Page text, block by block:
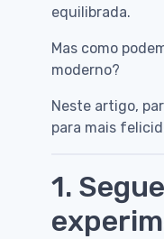
equilibrada.
Mas como
moderno?
Neste artigo,
para mais
1.